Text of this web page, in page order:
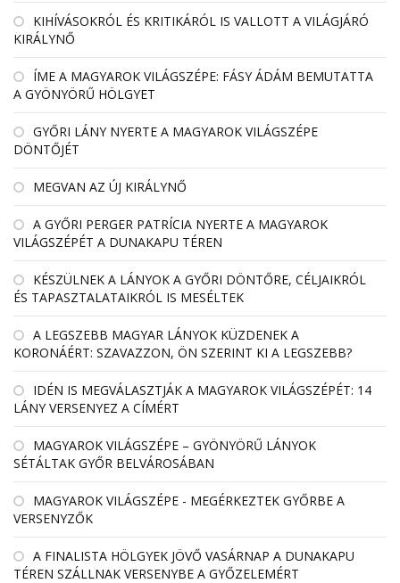
KIHÍVÁSOKRÓL ÉS KRITIKÁRÓL IS VALLOTT A VILÁGJÁRÓ
KIRÁLYNŐ
ÍME A MAGYAROK VILÁGSZÉPE: FÁSY ÁDÁM BEMUTATTA
A GYÖNYÖRŰ HÖLGYET
GYŐRI LÁNY NYERTE A MAGYAROK VILÁGSZÉPE
DÖNTŐJÉT
MEGVAN AZ ÚJ KIRÁLYNŐ
A GYŐRI PERGER PATRÍCIA NYERTE A MAGYAROK
VILÁGSZÉPÉT A DUNAKAPU TÉREN
KÉSZÜLNEK A LÁNYOK A GYŐRI DÖNTŐRE, CÉLJAIKRÓL
ÉS TAPASZTALATAIKRÓL IS MESÉLTEK
A LEGSZEBB MAGYAR LÁNYOK KÜZDENEK A
KORONÁÉRT: SZAVAZZON, ÖN SZERINT KI A LEGSZEBB?
IDÉN IS MEGVÁLASZTJÁK A MAGYAROK VILÁGSZÉPÉT: 14
LÁNY VERSENYEZ A CÍMÉRT
MAGYAROK VILÁGSZÉPE – GYÖNYÖRŰ LÁNYOK
SÉTÁLTAK GYŐR BELVÁROSÁBAN
MAGYAROK VILÁGSZÉPE - MEGÉRKEZTEK GYŐRBE A
VERSENYZŐK
A FINALISTA HÖLGYEK JÖVŐ VASÁRNAP A DUNAKAPU
TÉREN SZÁLLNAK VERSENYBE A GYŐZELEMÉRT